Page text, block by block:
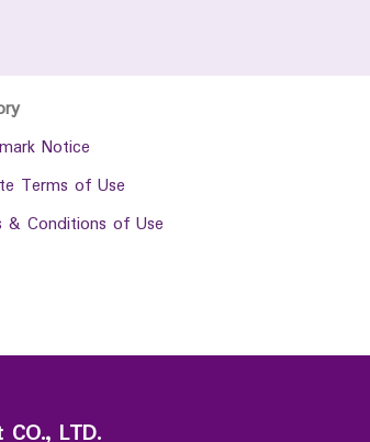
Notice
Terms of Use
& Conditions of Use
LTD.